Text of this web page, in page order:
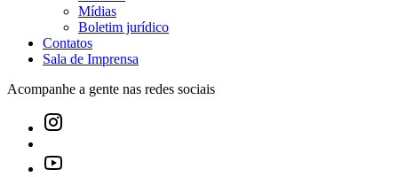
Mídias
Boletim jurídico
Contatos
Sala de Imprensa
Acompanhe a gente nas redes sociais